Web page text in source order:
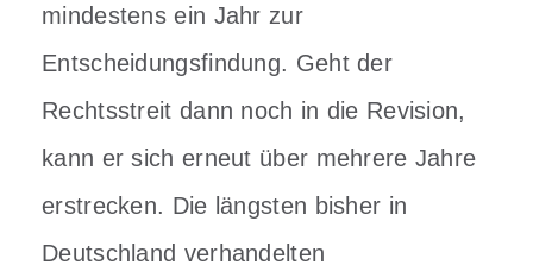
mindestens ein Jahr zur
Entscheidungsfindung. Geht der
Rechtsstreit dann noch in die Revision,
kann er sich erneut über mehrere Jahre
erstrecken. Die längsten bisher in
Deutschland verhandelten